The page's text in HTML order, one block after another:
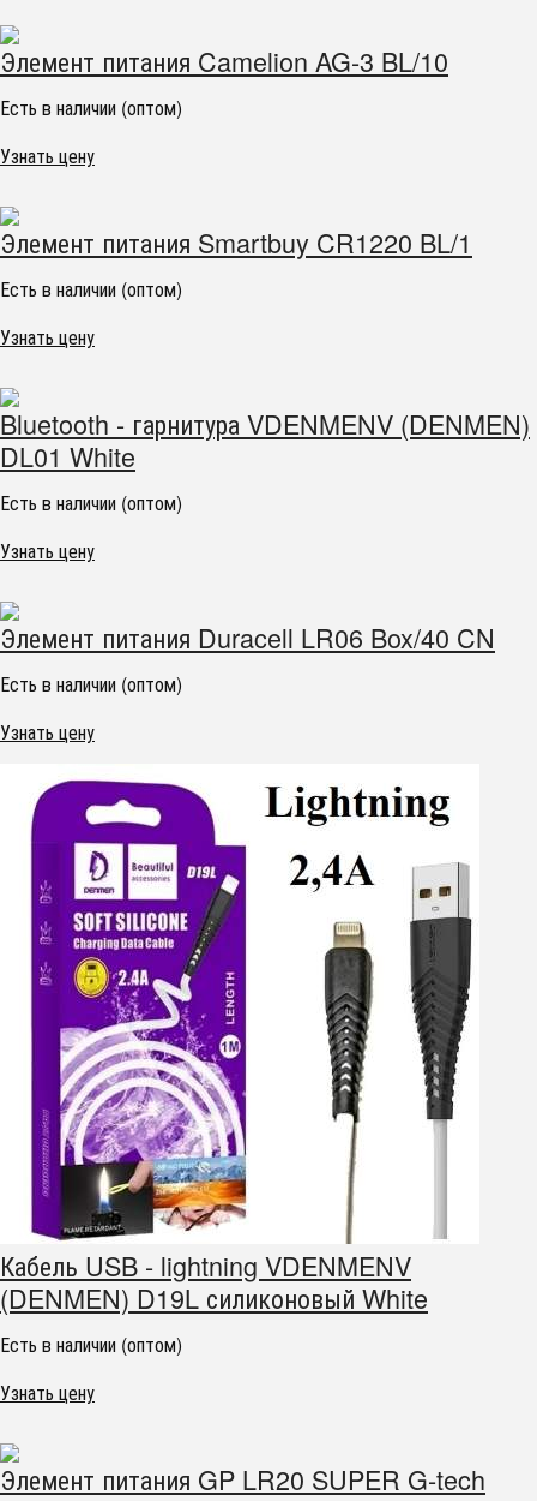
Элемент питания Camelion AG-3 BL/10
Есть в наличии (оптом)
Узнать цену
Элемент питания Smartbuy CR1220 BL/1
Есть в наличии (оптом)
Узнать цену
Bluetooth - гарнитура VDENMENV (DENMEN)
DL01 White
Есть в наличии (оптом)
Узнать цену
Элемент питания Duracell LR06 Box/40 CN
Есть в наличии (оптом)
Узнать цену
Кабель USB - lightning VDENMENV
(DENMEN) D19L силиконовый White
Есть в наличии (оптом)
Узнать цену
Элемент питания GP LR20 SUPER G-tech